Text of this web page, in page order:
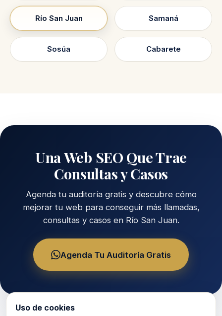
Río San Juan Samaná
Sosúa Cabarete
Una Web SEO Que Trae
Consultas y Casos
Agenda tu auditoría gratis y descubre cómo
mejorar tu web para conseguir más llamadas,
consultas y casos en Río San Juan.
Agenda Tu Auditoría Gratis
Uso de cookies